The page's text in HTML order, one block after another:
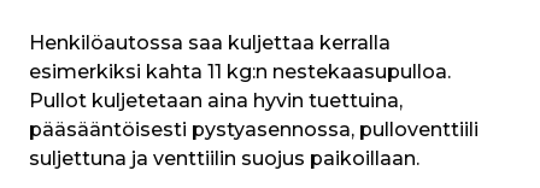
Henkilöautossa saa kuljettaa kerralla
esimerkiksi kahta 11 kg:n nestekaasupulloa.
Pullot kuljetetaan aina hyvin tuettuina,
pääsääntöisesti pystyasennossa, pulloventtiili
suljettuna ja venttiilin suojus paikoillaan.